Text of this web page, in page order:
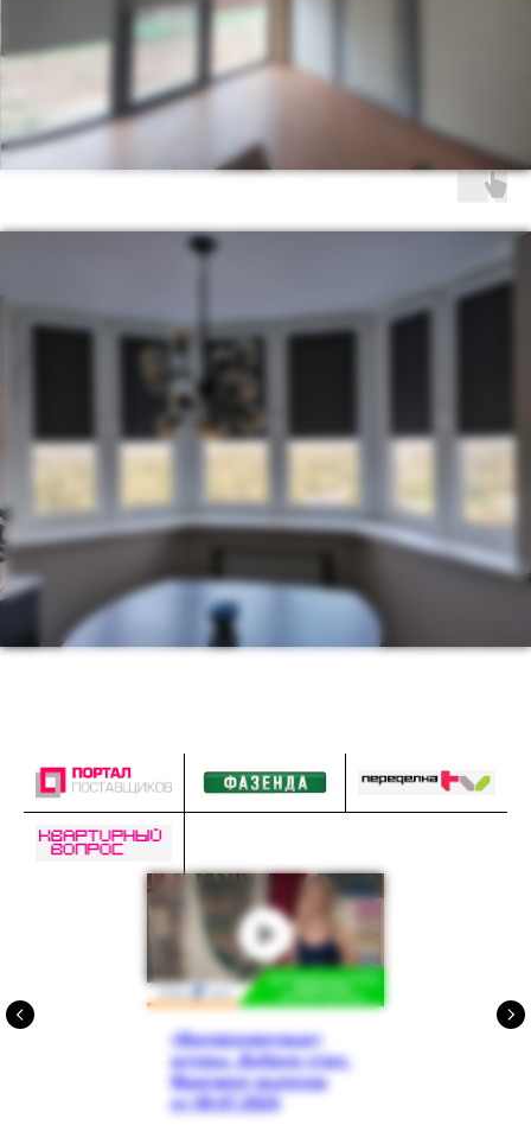
«Беспросветные»
шторы. Доброе утро.
Фрагмент выпуска
от 09.07.2024